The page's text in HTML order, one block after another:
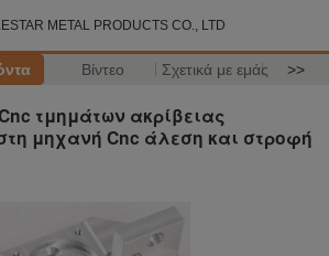
METAL PRODUCTS CO., LTD
Βίντεο Σχετικά με εμάς >>
τμημάτων ακρίβειας
μηχανή Cnc άλεση και στροφή